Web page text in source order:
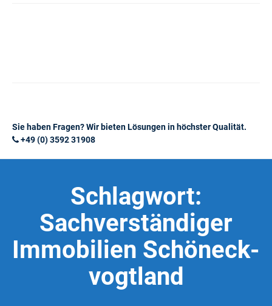
Sie haben Fragen? Wir bieten Lösungen in höchster Qualität.
+49 (0) 3592 31908
Schlagwort:
Sachverständiger
Immobilien Schöneck-
vogtland